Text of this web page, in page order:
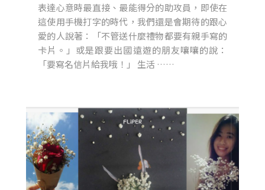
表達心意時最直接、最能得分的助攻員，即使在
這使用手機打字的時代，我們還是會期待的跟心
愛的人說著：「不管送什麼禮物都要有親手寫的
卡片。」或是跟要出國遠遊的朋友嚷嚷的說：
「要寫名信片給我哦！」 生活 ……